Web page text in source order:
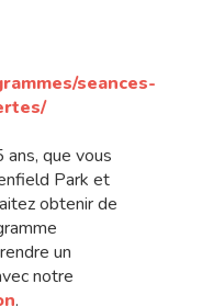
seances-
que vous
Park et
obtenir de
un
notre
.